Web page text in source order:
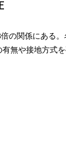
の関係にある。
無や接地方式